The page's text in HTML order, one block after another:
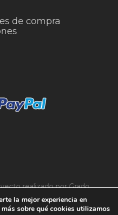
0,00
de compra
realizado por Grado
de Publicidad
la mejor experiencia en
sobre qué cookies utilizamos